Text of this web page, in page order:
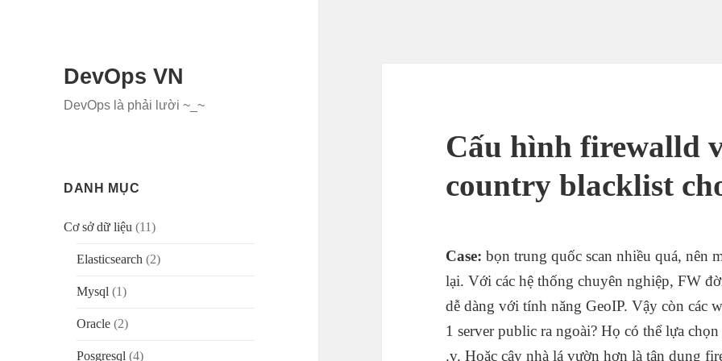
DevOps VN
DevOps là phải lười ~_~
DANH MỤC
Cơ sở dữ liệu (11)
Elasticsearch (2)
Mysql (1)
Oracle (2)
Posgresql (4)
Cấu hình firewalld
country blacklist
Case: bọn trung quốc scan nhiều quá, nên
lại. Với các hệ thống chuyên nghiệp, FW
dễ dàng với tính năng GeoIP. Vậy còn các
1 server public ra ngoài? Họ có thể lựa
.v. Hoặc cây nhà lá vườn hơn là tận dụng